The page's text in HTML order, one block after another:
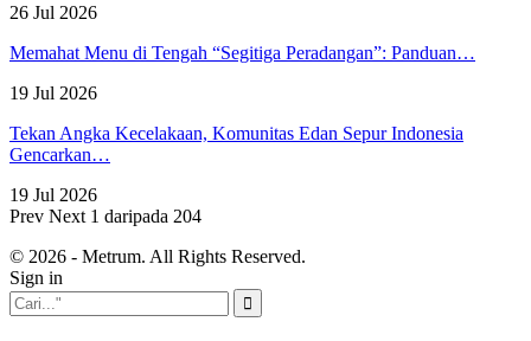
26 Jul 2026
Memahat Menu di Tengah “Segitiga Peradangan”: Panduan…
19 Jul 2026
Tekan Angka Kecelakaan, Komunitas Edan Sepur Indonesia
Gencarkan…
19 Jul 2026
Prev Next 1 daripada 204
© 2026 - Metrum. All Rights Reserved.
Sign in